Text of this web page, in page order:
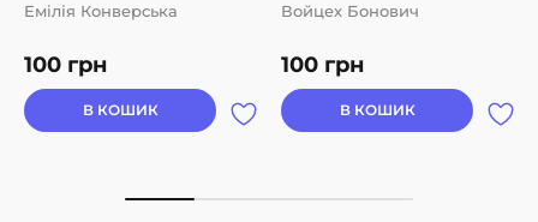
100 грн
Eмілія Конверська
В КОШИК
100 грн
Войцех Бонович
В КОШИК